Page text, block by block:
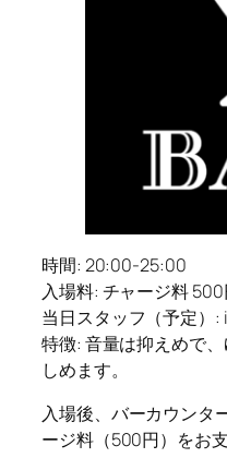
時間: 20:00-25:00
入場料: チャージ料
当日スタッフ（予定）
特徴: 音量は抑えめで
しめます。
入場後、バーカウンタ
ージ料（500円）をお